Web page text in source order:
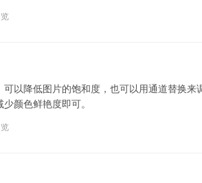
以降低图片的饱和度，也可以用通道替换来
颜色鲜艳度即可。